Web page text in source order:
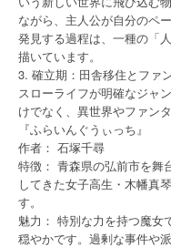
ながら、主人公が自分のペ
発見する過程は、一種の「
描いています。
3. 確立期：田舎移住とファ
スローライフが明確なジャ
けでなく、異世界やファン
『ふらいんぐうぃっち』
作者： 石塚千尋
特徴： 青森県の弘前市を舞
してきた女子高生・木幡真
す。
魅力： 特別な力を持つ魔女
穏やかです。過剰な事件や